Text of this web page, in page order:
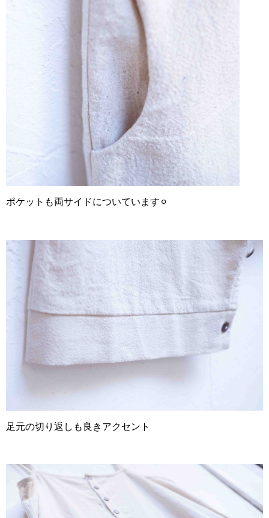
ポケットも両サイドについています⚪︎
足元の切り返しも良きアクセント